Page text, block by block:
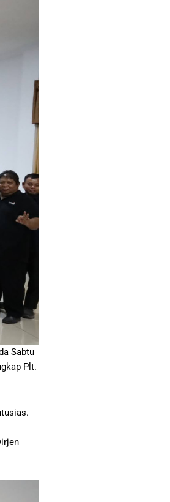
Sabtu
Plt.